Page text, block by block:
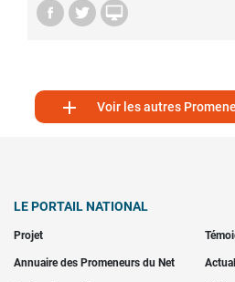

 Voir les autres
LE PORTAIL NATIONAL
Projet
Annuaire des Promeneurs du Net